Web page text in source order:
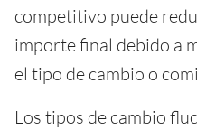
competitivo puede
importe final debido a
el tipo de cambio o
Los tipos de cambio